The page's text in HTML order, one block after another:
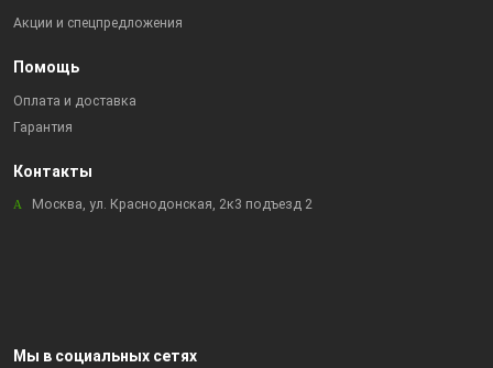
Акции и спецпредложения
Помощь
Оплата и доставка
Гарантия
Контакты
Москва, ул. Краснодонская, 2к3 подъезд 2
Мы в социальных сетях